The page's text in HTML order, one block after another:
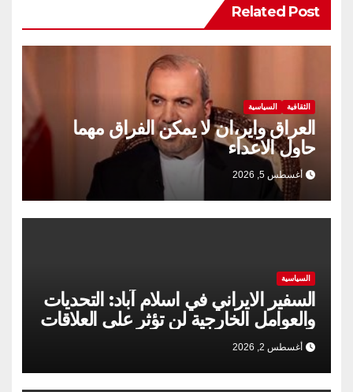
Related Post
الثقافية السياسية
العراق واير،ان لا يمكن الفراق مهما
حاول الاعداء
أغسطس 5, 2026
السياسية
السفير الايراني في اسلام آباد: التحديات
والعوامل الخارجية لن تؤثر على العلاقات
الإيرانية الباكستانية
أغسطس 2, 2026